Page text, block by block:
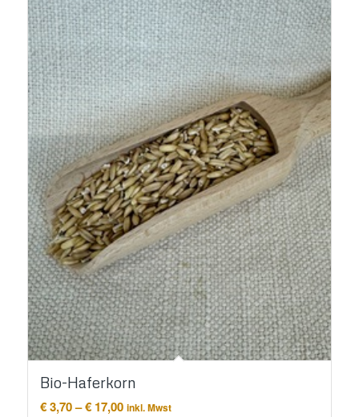
Bio-Haferkorn
€3,70–€17,00Preisspanne:
inkl. Mwst